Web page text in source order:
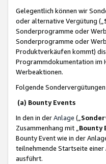
Gelegentlich können wir
oder alternative Vergütung („
Sonderprogramme oder
Sonderprogramme oder
Produktverkäufen kommt)
Programmdokumentation im
Werbeaktionen.
Folgende
(a) Bounty Events
In den in derAnlage („
Zusammenhang mit „ Bounty
Bounty Event wie in der
teilnehmende Startseite
ausführt.